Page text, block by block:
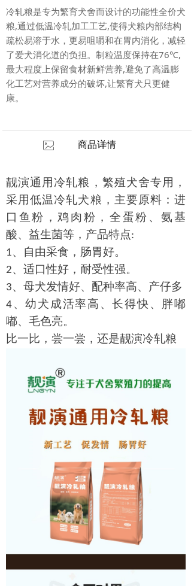
冷轧粮是专为繁育犬舍而设计的功能性全价犬
粮,通过低温冷轧加工工艺,使得犬粮内部结构
疏松易溶于水，更易咀嚼和在胃内消化，减轻
了爱犬消化道的负担。制粒温度保持在76℃,
最大程度上保留食材新鲜营养,避免了高温膨
化工艺对营养成分的破坏,让繁育犬只更健
康。
商品详情
靓演通用冷轧粮，繁殖犬舍专用，
采用低温冷轧犬粮，主要原料：进
口鱼粉，鸡肉粉，全蛋粉、氨基
酸、益生菌等， 产品特点:
1、自由采食，肠胃好。
2、适口性好，耐受性强。
3、 母犬发情好、配种率高、产仔多
4 、幼犬 成活率高、长得快、胖嘟
嘟、毛色亮。
比一比，尝一尝，还是靓演冷轧粮
ꂈ